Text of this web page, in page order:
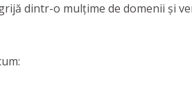
dintr-o mulţime de domenii şi